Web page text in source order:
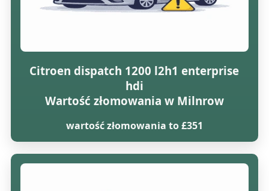
Citroen dispatch 1200 l2h1 enterprise
hdi
Wartość złomowania w Milnrow
wartość złomowania to £351